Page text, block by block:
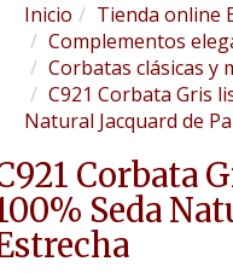
Inicio
Tienda online
Complementos
Corbatas clásicas y
C921 Corbata Gris
Natural Jacquard de
Corbata
Seda